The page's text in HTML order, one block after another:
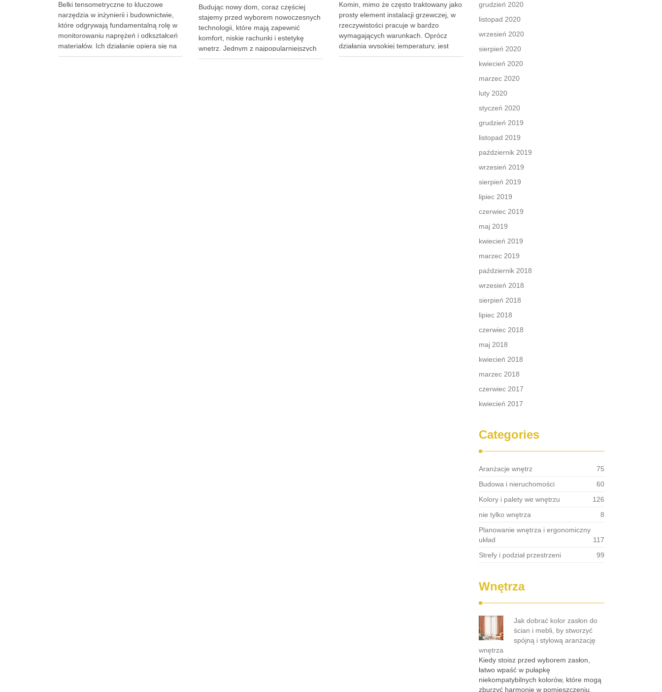
Belki tensometryczne to kluczowe
narzędzia w inżynierii i budownictwie,
które odgrywają fundamentalną rolę w
monitorowaniu naprężeń i odkształceń
materiałów. Ich działanie opiera się na
zmianie oporu elektrycznego w
Budując nowy dom, coraz częściej
stajemy przed wyborem nowoczesnych
technologii, które mają zapewnić
komfort, niskie rachunki i estetykę
wnętrz. Jednym z najpopularniejszych
rozwiązań ostatnich lat jest ogrzewanie
Komin, mimo że często traktowany jako
prosty element instalacji grzewczej, w
rzeczywistości pracuje w bardzo
wymagających warunkach. Oprócz
działania wysokiej temperatury, jest
narażony na wilgoć, kwasy i zmienne
grudzień 2020
listopad 2020
wrzesień 2020
sierpień 2020
kwiecień 2020
marzec 2020
luty 2020
styczeń 2020
grudzień 2019
listopad 2019
październik 2019
wrzesień 2019
sierpień 2019
lipiec 2019
czerwiec 2019
maj 2019
kwiecień 2019
marzec 2019
październik 2018
wrzesień 2018
sierpień 2018
lipiec 2018
czerwiec 2018
maj 2018
kwiecień 2018
marzec 2018
czerwiec 2017
kwiecień 2017
Categories
Aranżacje wnętrz
75
Budowa i nieruchomości
60
Kolory i palety we wnętrzu
126
nie tylko wnętrza
8
Planowanie wnętrza i ergonomiczny
układ
117
Strefy i podział przestrzeni
99
Wnętrza
Jak dobrać kolor zasłon do
ścian i mebli, by stworzyć
spójną i stylową aranżację
wnętrza
Kiedy stoisz przed wyborem zasłon,
łatwo wpaść w pułapkę
niekompatybilnych kolorów, które mogą
zburzyć harmonię w pomieszczeniu.